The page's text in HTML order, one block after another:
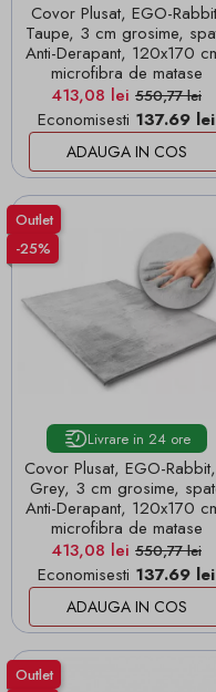
Covor Plusat, EGO-
Taupe, 3 cm grosime,
Anti-Derapant, 120x170
microfibra de matase
Pret
413,08 lei Pret de baza
550,77 lei
Economisesti 137.69 lei
ADAUGA IN COS
Outlet
-25%
Livrare in 24 ore
Covor Plusat, EGO-
Grey, 3 cm grosime,
Anti-Derapant, 120x170
microfibra de matase
Pret
413,08 lei Pret de baza
550,77 lei
Economisesti 137.69 lei
ADAUGA IN COS
Outlet